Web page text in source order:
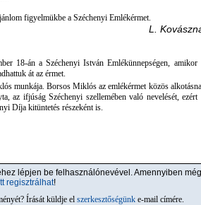
figyelmükbe a Széchenyi Emlékérmet.
L.
18-án a Széchenyi István Emlékünnepségen, amikor
át az érmet.
munkája. Borsos Miklós az emlékérmet közös
az ifjúság Széchenyi szellemében való nevelését, ezért
Díja kitüntetés részeként is.
lépjen be felhasználónevével. Amennyiben
regisztrálhat!
Írását küldje el szerkesztőségünk e-mail címére.